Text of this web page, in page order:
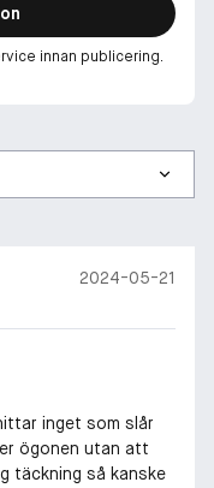
innan publicering.
2024-05-21
inget som slår
ögonen utan att
täckning så kanske